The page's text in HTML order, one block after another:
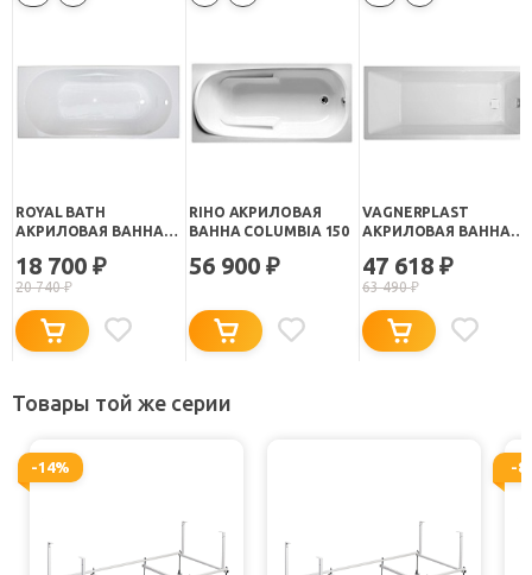
ROYAL BATH
АКРИЛОВАЯ ВАННА
150X70
18 700 ₽
20 740₽
RIHO АКРИЛОВАЯ
ВАННА COLUMBIA 150
56 900 ₽
VAGNERPLAST
АКРИЛОВАЯ ВАННА
47 618 ₽
63 490₽
Товары той же серии
-14% -